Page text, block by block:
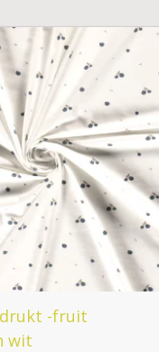
-fruit
wit